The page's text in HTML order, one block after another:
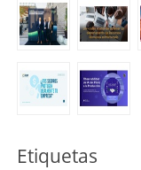
Etiquetas